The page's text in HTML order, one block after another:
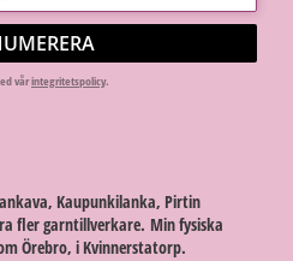
vårintegritetspolicy.
Kaupunkilanka, Pirtin
fler garntillverkare. Min fysiska
Örebro, i Kvinnerstatorp.